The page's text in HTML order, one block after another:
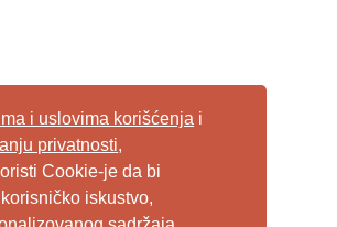
i uslovima korišćenja i
privatnosti,
Cookie-je da bi
iskustvo,